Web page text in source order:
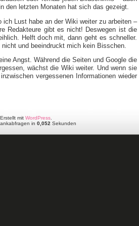
den letzten Monaten hat sich das gezeigt.
ich Lust habe an der Wiki weiter zu arbeiten –
Redakteure gibt es nicht! Deswegen ist die
Helft doch mit, dann geht es schneller.
und beeindruckt mich kein Bisschen.
Angst. Während die Seiten und Google die
wächst die Wiki weiter. Und wenn sie
vergessenen Informationen wieder
Erstellt mit WordPress.
in 0,052 Sekunden